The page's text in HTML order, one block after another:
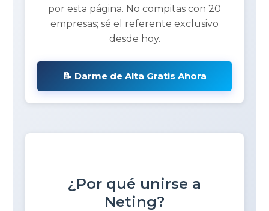
por esta página. No compitas con 20
empresas; sé el referente exclusivo
desde hoy.
📝 Darme de Alta Gratis Ahora
¿Por qué unirse a
Neting?